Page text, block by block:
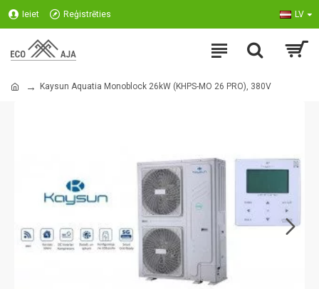
Ieiet Reģistrēties LV
Kaysun Aquatia Monoblock 26kW (KHPS-MO 26 PRO), 380V